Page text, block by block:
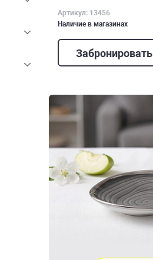
Артикул: 13456
Наличие в магазинах
Забронировать